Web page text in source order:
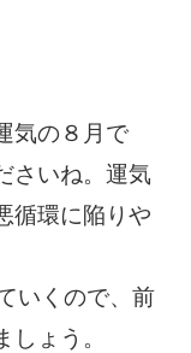
気の８月で
さいね。運気
循環に陥りや
いくので、前
ょう。